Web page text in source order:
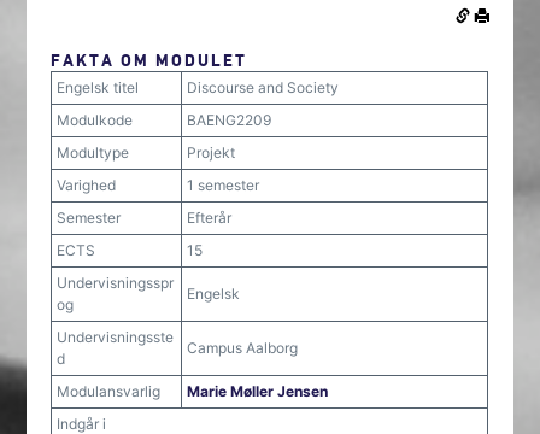
FAKTA OM MODULET
Engelsk titel
Discourse and Society
Modulkode
BAENG2209
Modultype
Projekt
Varighed
1 semester
Semester
Efterår
ECTS
15
Undervisningsspr
og
Engelsk
Undervisningsste
d
Campus Aalborg
Modulansvarlig
Marie Møller Jensen
Indgår i